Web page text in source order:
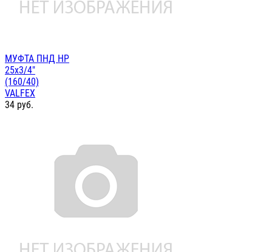
МУФТА ПНД НР
25х3/4"
(160/40)
VALFEX
34 руб.